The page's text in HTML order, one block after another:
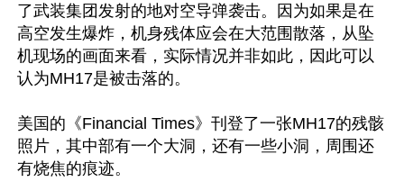
了武装集团发射的地对空导弹袭击。因为如果是在
高空发生爆炸，机身残体应会在大范围散落，从坠
机现场的画面来看，实际情况并非如此，因此可以
认为MH17是被击落的。
美国的《Financial Times》刊登了一张MH17的残骸
照片，其中部有一个大洞，还有一些小洞，周围还
有烧焦的痕迹。